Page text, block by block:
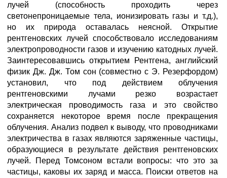
лучей (способность проходить через
светонепроницаемые тела, ионизировать газы и т.д.),
но их природа оставалась неясной. Открытие
рентгеновских лучей способствовало исследованиям
электропроводности газов и изучению катодных лучей.
Заинтересовавшись открытием Рентгена, английский
физик Дж. Дж. Том сон (совместно с Э. Резерфордом)
установил, что под действием облучения
рентгеновскими лучами резко возрастает
электрическая проводимость газа и это свойство
сохраняется некоторое время после прекращения
облучения. Анализ подвел к выводу, что проводниками
электричества в газах являются заряженные частицы,
образующиеся в результате действия рентгеновских
лучей. Перед Томсоном встали вопросы: что это за
частицы, каковы их заряд и масса. Поиски ответов на